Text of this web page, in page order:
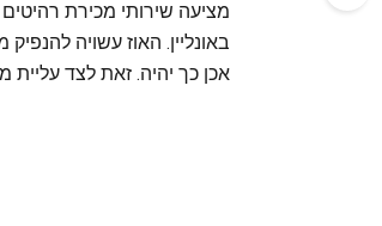
מציעה שירותי מכירת
באונליין. האוז עשויה
אכן כך יהיה. זאת לצד